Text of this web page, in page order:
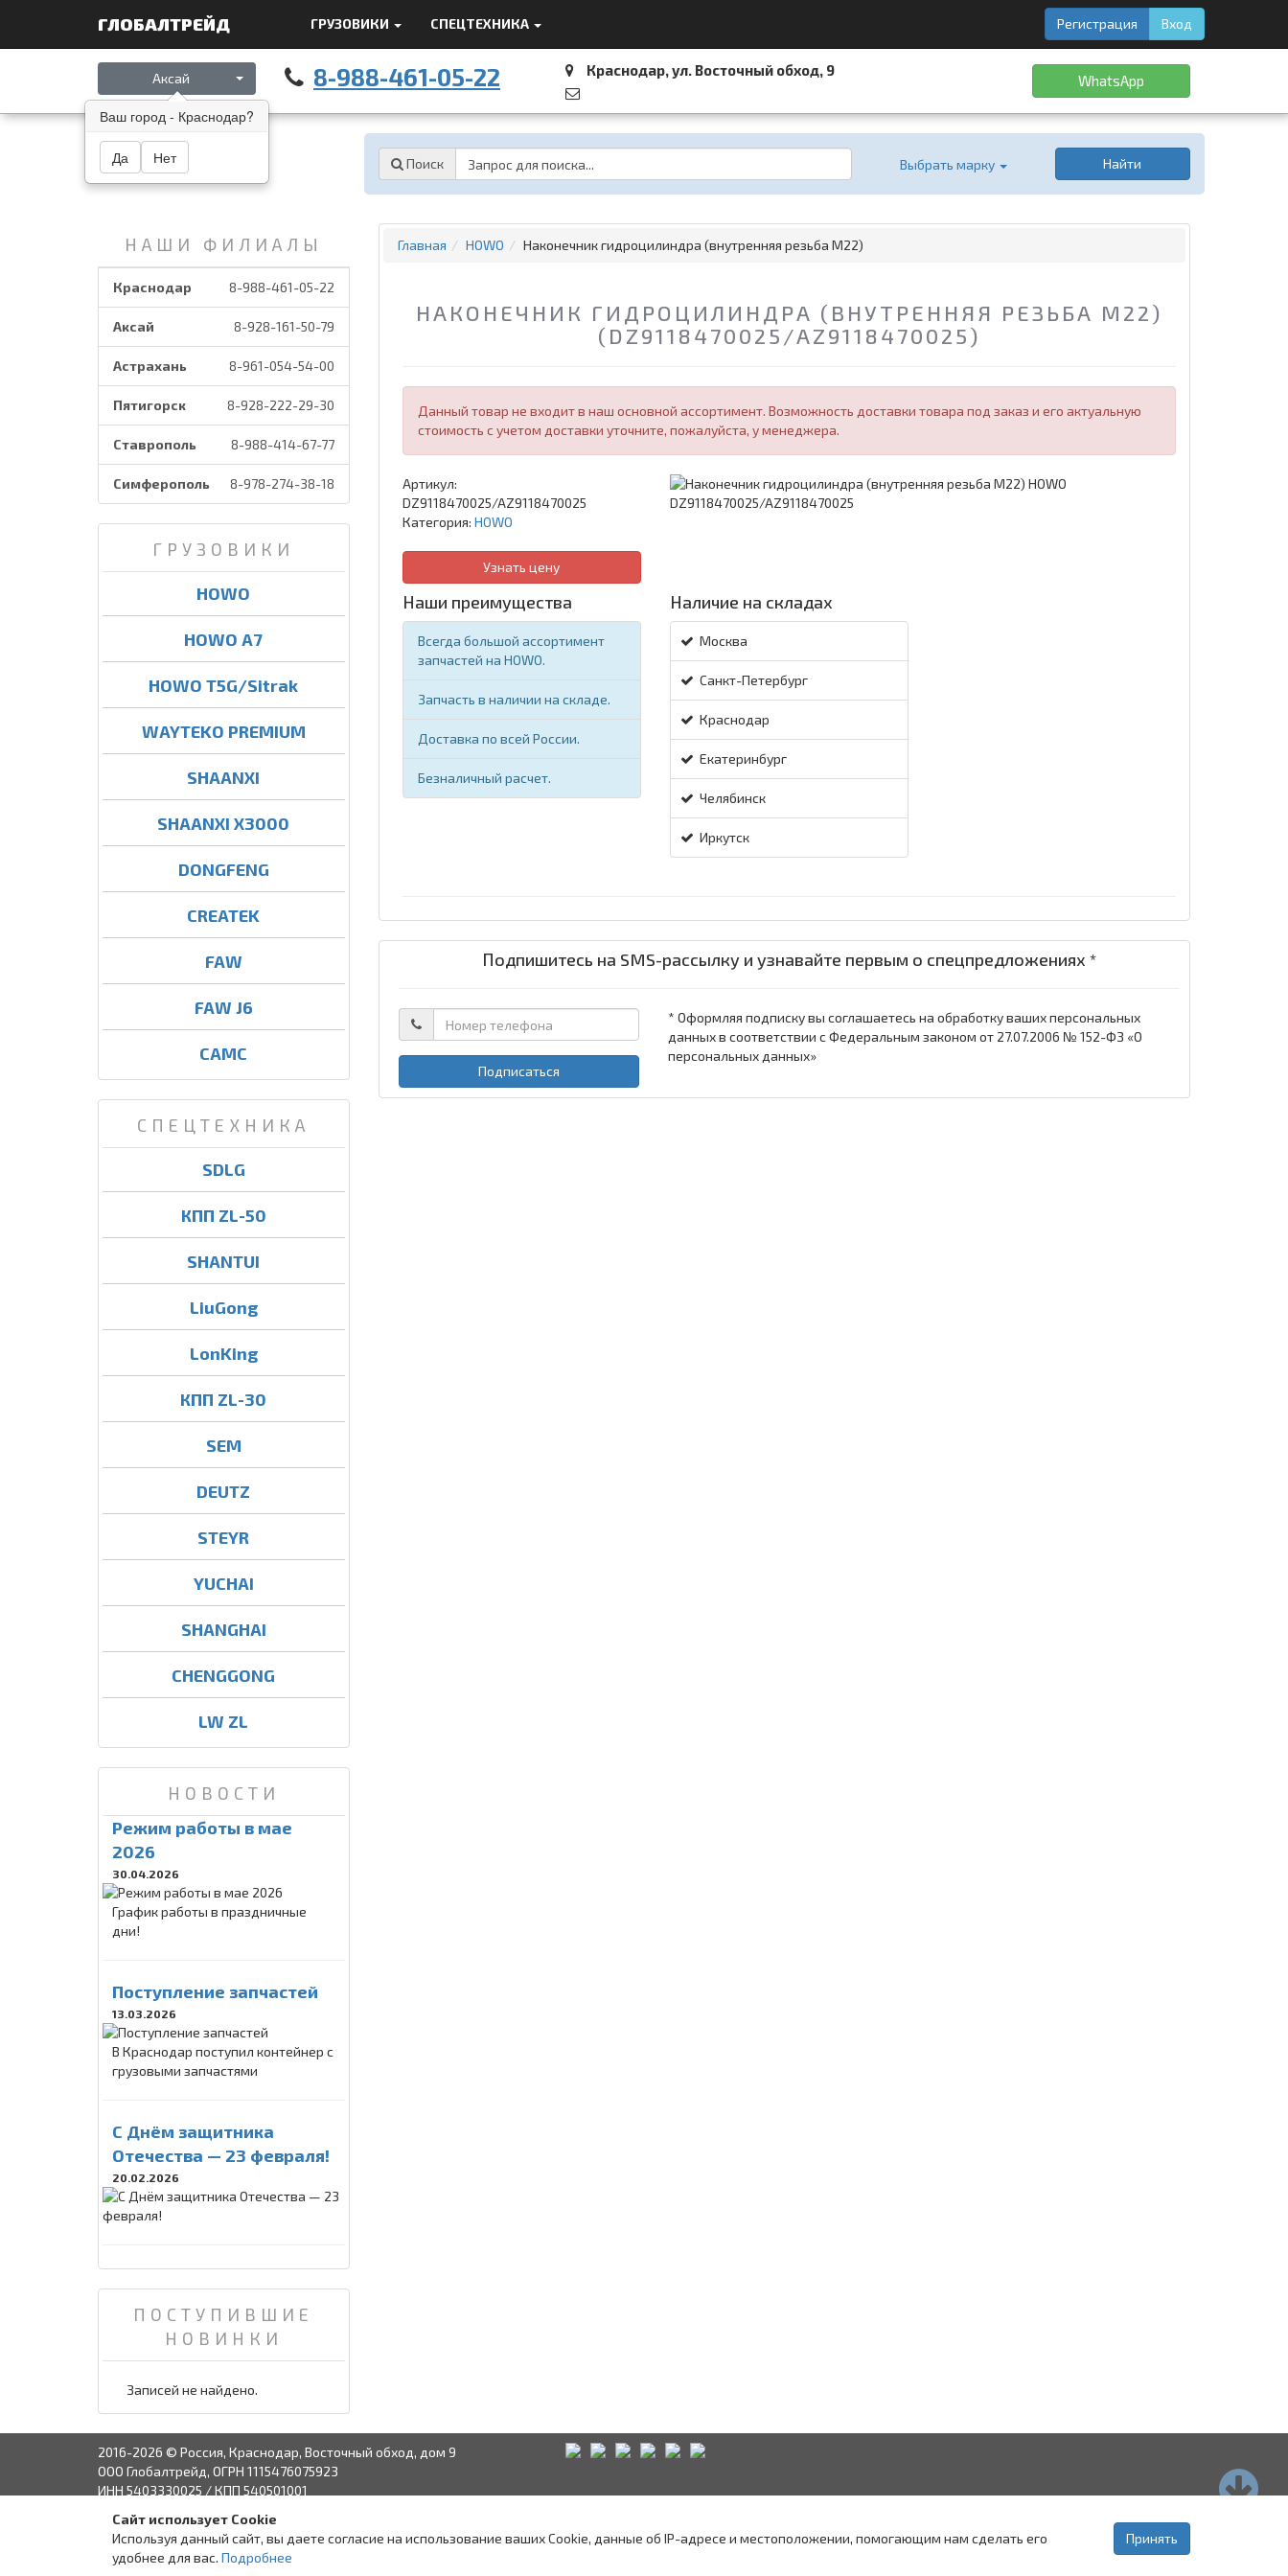
ГЛОБАЛТРЕЙД ГРУЗОВИКИ СПЕЦТЕХНИКА Регистрация Вход
Аксай 8-988-461-05-22 Краснодар, ул. Восточный обход, 9
WhatsApp
Погода на сегодня
Поиск Выбрать марку Найти
НАШИ ФИЛИАЛЫ
Краснодар 8-988-461-05-22
Аксай 8-928-161-50-79
Астрахань 8-961-054-54-00
Пятигорск 8-928-222-29-30
Ставрополь 8-988-414-67-77
Симферополь 8-978-274-38-18
ГРУЗОВИКИ
HOWO
HOWO A7
HOWO T5G/Sitrak
WAYTEKO PREMIUM
SHAANXI
SHAANXI X3000
DONGFENG
CREATEK
FAW
FAW J6
CAMC
СПЕЦТЕХНИКА
SDLG
КПП ZL-50
SHANTUI
LiuGong
LonKing
КПП ZL-30
SEM
DEUTZ
STEYR
YUCHAI
SHANGHAI
CHENGGONG
LW ZL
НОВОСТИ
Режим работы в мае
2026
30.04.2026
График работы в праздничные
дни!
Поступление запчастей
13.03.2026
В Краснодар поступил контейнер с
грузовыми запчастями
C Днём защитника
Отечества — 23 февраля!
20.02.2026
ПОСТУПИВШИЕ
НОВИНКИ
Записей не найдено.
Главная HOWO Наконечник гидроцилиндра (внутренняя резьба M22)
НАКОНЕЧНИК ГИДРОЦИЛИНДРА (ВНУТРЕННЯЯ РЕЗЬБА M22)
(DZ9118470025/AZ9118470025)
Данный товар не входит в наш основной ассортимент. Возможность доставки товара под заказ и его актуальную
стоимость с учетом доставки уточните, пожалуйста, у менеджера.
Артикул:
DZ9118470025/AZ9118470025
Категория: HOWO
Узнать цену
Наши преимущества
Всегда большой ассортимент
запчастей на HOWO.
Запчасть в наличии на складе.
Доставка по всей России.
Безналичный расчет.
Наличие на складах
Москва
Санкт-Петербург
Краснодар
Екатеринбург
Челябинск
Иркутск
Подпишитесь на SMS-рассылку и узнавайте первым о спецпредложениях *
Подписаться
* Оформляя подписку вы соглашаетесь на обработку ваших персональных
данных в соответствии с Федеральным законом от 27.07.2006 № 152-ФЗ «О
персональных данных»
2016-2026 © Россия, Краснодар, Восточный обход, дом 9
ООО Глобалтрейд, ОГРН 1115476075923
ИНН 5403330025 / КПП 540501001
Связаться с руководством Ставрополь
Сайт использует Cookie
Используя данный сайт, вы даете согласие на использование ваших Cookie, данные об IP-адресе и местоположении, помогающим нам сделать его
удобнее для вас. Подробнее
Принять
Ваш город - Краснодар?
Да Нет